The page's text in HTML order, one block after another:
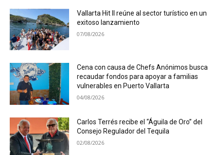
Vallarta Hit II reúne al sector turístico en un
exitoso lanzamiento
07/08/2026
Cena con causa de Chefs Anónimos busca
recaudar fondos para apoyar a familias
vulnerables en Puerto Vallarta
04/08/2026
Carlos Terrés recibe el “Águila de Oro” del
Consejo Regulador del Tequila
02/08/2026